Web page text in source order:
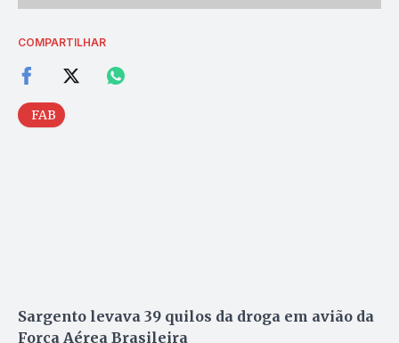
COMPARTILHAR
FAB
Sargento levava 39 quilos da droga em avião da
Força Aérea Brasileira